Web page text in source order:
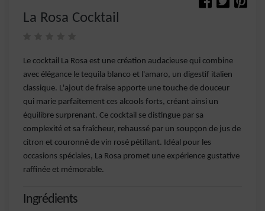
La Rosa Cocktail
Le cocktail La Rosa est une création audacieuse qui combine
avec élégance le tequila blanco et l'amaro, un digestif italien
classique. L'ajout de fraise apporte une touche de douceur
qui marie parfaitement ces alcools forts, créant ainsi un
équilibre surprenant. Ce cocktail se distingue par sa
complexité et sa fraîcheur, rehaussé par un soupçon de jus de
citron et couronné de vin rosé pétillant. Idéal pour les
occasions spéciales, La Rosa promet une expérience gustative
raffinée et mémorable.
Ingrédients